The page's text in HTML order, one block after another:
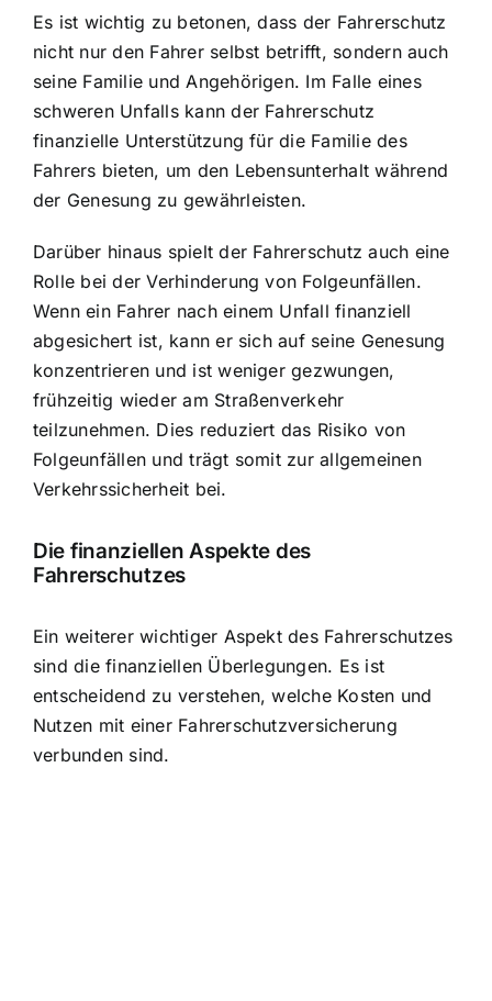
Es ist wichtig zu betonen, dass der Fahrerschutz
nicht nur den Fahrer selbst betrifft, sondern auch
seine Familie und Angehörigen. Im Falle eines
schweren Unfalls kann der Fahrerschutz
finanzielle Unterstützung für die Familie des
Fahrers bieten, um den Lebensunterhalt während
der Genesung zu gewährleisten.
Darüber hinaus spielt der Fahrerschutz auch eine
Rolle bei der Verhinderung von Folgeunfällen.
Wenn ein Fahrer nach einem Unfall finanziell
abgesichert ist, kann er sich auf seine Genesung
konzentrieren und ist weniger gezwungen,
frühzeitig wieder am Straßenverkehr
teilzunehmen. Dies reduziert das Risiko von
Folgeunfällen und trägt somit zur allgemeinen
Verkehrssicherheit bei.
Die finanziellen Aspekte des
Fahrerschutzes
Ein weiterer wichtiger Aspekt des Fahrerschutzes
sind die finanziellen Überlegungen. Es ist
entscheidend zu verstehen, welche Kosten und
Nutzen mit einer Fahrerschutzversicherung
verbunden sind.